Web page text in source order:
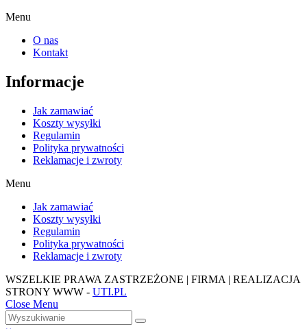
Menu
O nas
Kontakt
Informacje
Jak zamawiać
Koszty wysyłki
Regulamin
Polityka prywatności
Reklamacje i zwroty
Menu
Jak zamawiać
Koszty wysyłki
Regulamin
Polityka prywatności
Reklamacje i zwroty
WSZELKIE PRAWA ZASTRZEŻONE | FIRMA | REALIZACJA
STRONY WWW - UTI.PL
Close Menu